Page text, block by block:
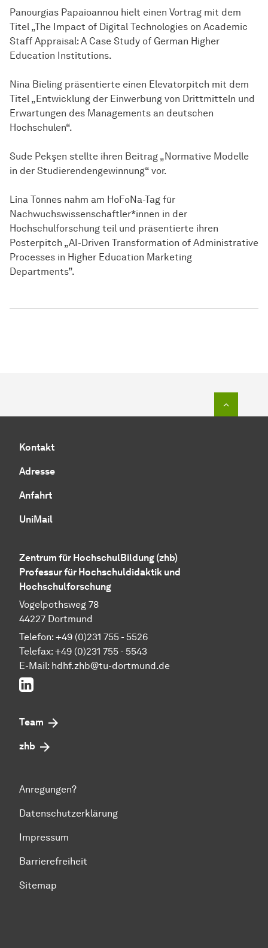
Panourgias Papaioannou hielt einen Vortrag mit dem
Titel „The Impact of Digital Technologies on Academic
Staff Appraisal: A Case Study of German Higher
Education Institutions.
Nina Bieling präsentierte einen Elevatorpitch mit dem
Titel „Entwicklung der Einwerbung von Drittmitteln und
Erwartungen des Managements an deutschen
Hochschulen“.
Sude Pekşen stellte ihren Beitrag „Normative Modelle
in der Studierendengewinnung“ vor.
Lina Tönnes nahm am HoFoNa-Tag für
Nachwuchswissenschaftler*innen in der
Hochschulforschung teil und präsentierte ihren
Posterpitch „AI-Driven Transformation of Administrative
Processes in Higher Education Marketing
Departments”.
Kontakt
Adresse
Anfahrt
UniMail
Zentrum für HochschulBildung (zhb)
Professur für Hochschuldidaktik und
Hochschulforschung
Vogelpothsweg 78
44227 Dortmund
Telefon: +49 (0)231 755 - 5526
Telefax: +49 (0)231 755 - 5543
E-Mail: hdhf.zhb@tu-dortmund.de
LinkedIn
Team
zhb
Anregungen?
Datenschutzerklärung
Impressum
Barrierefreiheit
Sitemap